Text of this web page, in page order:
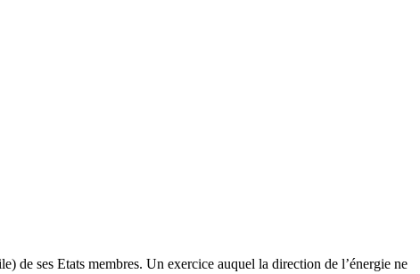
ses Etats membres. Un exercice auquel la direction de l’énergie ne